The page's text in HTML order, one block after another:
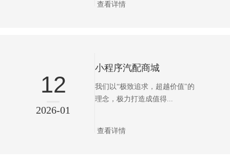
查看详情
12
2026-01
小程序汽配商城
我们以“极致追求，超越价值"的
理念，极力打造成值得...
查看详情